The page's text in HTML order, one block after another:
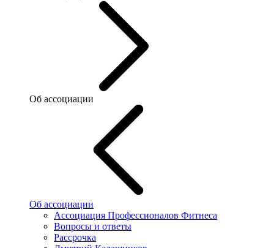
Об ассоциации
Об ассоциации
Ассоциация Профессионалов Фитнеса
Вопросы и ответы
Рассрочка